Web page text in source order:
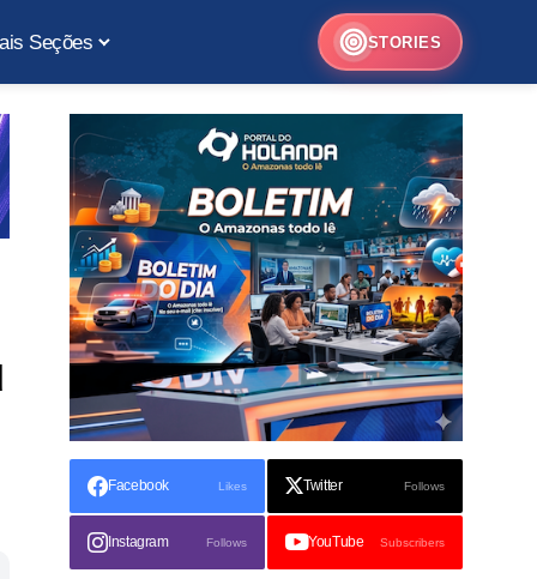
Seções STORIES
Facebook Likes Twitter Follows
Instagram Follows YouTube Subscribers